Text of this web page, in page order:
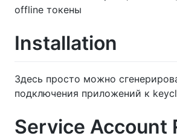
offline токены
Installation
Здесь просто можно
подключения приложений к
Service Account